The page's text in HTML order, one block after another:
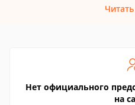
Нет официального
на